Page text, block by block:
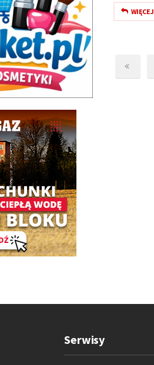
WIĘCEJ
Serwisy